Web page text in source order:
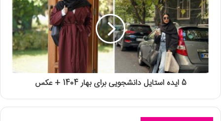
5 ایده استایل دانشجویی برای بهار 1404 + عکس